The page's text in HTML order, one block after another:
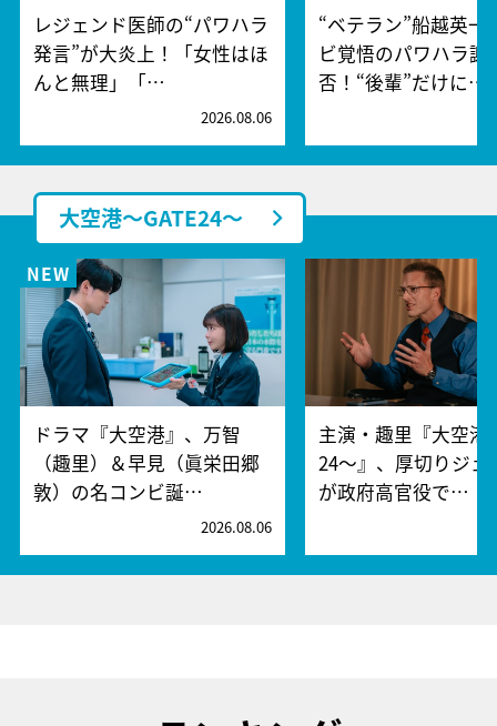
レジェンド医師の“パワハラ
発言”が大炎上！「女性はほ
んと無理」「…
2026.08.06
“ベテラン”船越英一
ビ覚悟のパワハラ謝
否！“後輩”だけに…
大空港～GATE24～
ドラマ『大空港』、万智
（趣里）＆早見（眞栄田郷
敦）の名コンビ誕…
2026.08.06
主演・趣里『大空港
24～』、厚切りジェ
が政府高官役で…